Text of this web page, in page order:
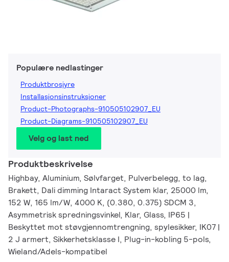
Populære nedlastinger
Produktbrosjyre
Installasjonsinstruksjoner
Product-Photographs-910505102907_EU
Product-Diagrams-910505102907_EU
Velg og last ned
Produktbeskrivelse
Highbay, Aluminium, Sølvfarget, Pulverbelegg, to lag,
Brakett, Dali dimming Intaract System klar, 25000 lm,
152 W, 165 lm/W, 4000 K, (0.380, 0.375) SDCM 3,
Asymmetrisk spredningsvinkel, Klar, Glass, IP65 |
Beskyttet mot støvgjennomtrengning, spylesikker, IK07 |
2 J armert, Sikkerhetsklasse I, Plug-in-kobling 5-pols,
Wieland/Adels-kompatibel